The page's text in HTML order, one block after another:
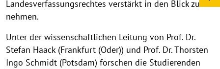
Landesverfassungsrechtes verstärkt in den Blick zu
nehmen.
Unter der wissenschaftlichen Leitung von Prof. Dr.
Stefan Haack (Frankfurt (Oder)) und Prof. Dr. Thorsten
Ingo Schmidt (Potsdam) forschen die Studierenden